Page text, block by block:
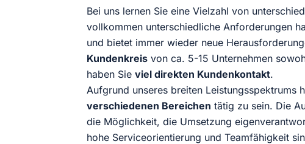
Bei uns lernen Sie eine Vielzahl von
vollkommen unterschiedliche Anforderungen
und bietet immer wieder neue
Kundenkreis von ca. 5-15 Unternehmen
haben Sie viel direkten Kundenkontakt.
Aufgrund unseres breiten Leistungsspektrums
verschiedenen Bereichen tätig zu sein. Die
die Möglichkeit, die Umsetzung
hohe Serviceorientierung und Teamfähigkeit